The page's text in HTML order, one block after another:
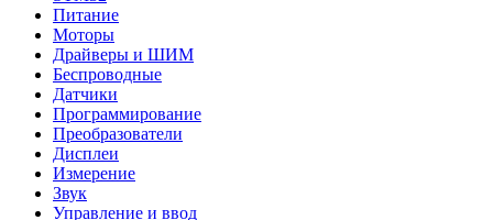
Питание
Моторы
Драйверы и ШИМ
Беспроводные
Датчики
Программирование
Преобразователи
Дисплеи
Измерение
Звук
Управление и ввод